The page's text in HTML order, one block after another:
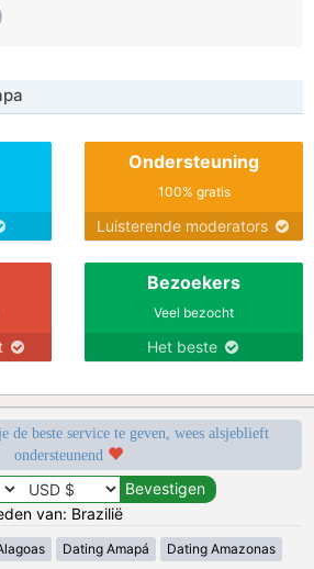
Ondersteuning
100% gratis
Luisterende moderators
Bezoekers
Veel bezocht
Het beste
de beste service te geven, wees alsjeblieft
ondersteunend
van: Brazilië
Dating Amapá Dating Amazonas